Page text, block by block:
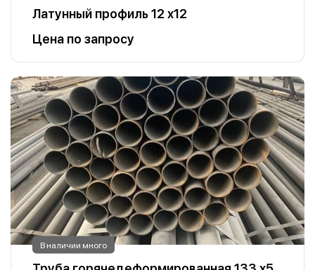
Латунный профиль 12 х12
Цена по запросу
В наличии много